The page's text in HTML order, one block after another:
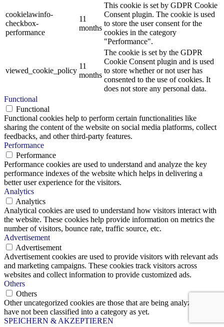
cookielawinfo-
checkbox-
performance
11
months
This cookie is set by GDPR Cookie
Consent plugin. The cookie is used
to store the user consent for the
cookies in the category
"Performance".
viewed_cookie_policy
11
months
The cookie is set by the GDPR
Cookie Consent plugin and is used
to store whether or not user has
consented to the use of cookies. It
does not store any personal data.
Functional
Functional
Functional cookies help to perform certain functionalities like
sharing the content of the website on social media platforms, collect
feedbacks, and other third-party features.
Performance
Performance
Performance cookies are used to understand and analyze the key
performance indexes of the website which helps in delivering a
better user experience for the visitors.
Analytics
Analytics
Analytical cookies are used to understand how visitors interact with
the website. These cookies help provide information on metrics the
number of visitors, bounce rate, traffic source, etc.
Advertisement
Advertisement
Advertisement cookies are used to provide visitors with relevant ads
and marketing campaigns. These cookies track visitors across
websites and collect information to provide customized ads.
Others
Others
Other uncategorized cookies are those that are being analyzed and
have not been classified into a category as yet.
SPEICHERN & AKZEPTIEREN